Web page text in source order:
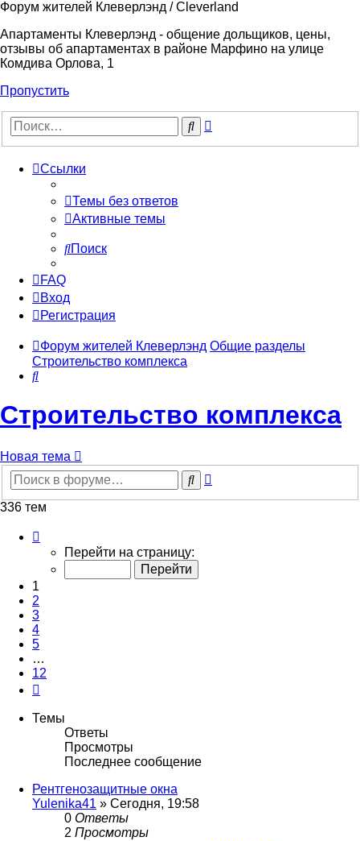
Форум жителей Клеверлэнд / Cleverland
Апартаменты Клеверлэнд - общение дольщиков, цены,
отзывы об апартаментах в районе Марфино на улице
Комдива Орлова, 1
Пропустить
Поиск
Ссылки
Темы без ответов
Активные темы
Поиск
FAQ
Вход
Регистрация
Форум жителей Клеверлэнд Общие разделы
Строительство комплекса
Поиск
Строительство комплекса
Новая тема
Поиск
336 тем
12
Перейти на страницу:
1
2
3
4
5
…
12
Темы
Ответы
Просмотры
Последнее сообщение
Рентгенозащитные окна
Yulenika41 » Сегодня, 19:58
0 Ответы
2 Просмотры